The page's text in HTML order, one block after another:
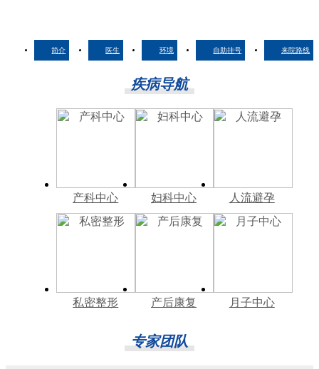
简介 医生 环境 自助挂号 来院路线
疾病导航
产科中心 妇科中心 人流避孕
私密整形 产后康复 月子中心
专家团队